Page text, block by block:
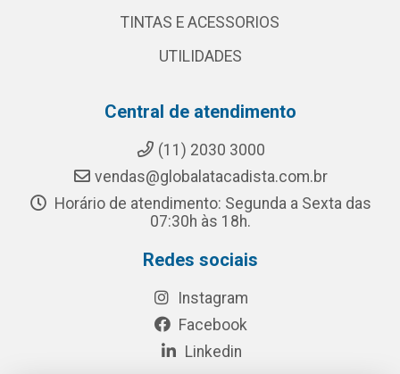
TINTAS E ACESSORIOS
UTILIDADES
Central de atendimento
(11) 2030 3000
vendas@globalatacadista.com.br
Horário de atendimento: Segunda a Sexta das
07:30h às 18h.
Redes sociais
Instagram
Facebook
Linkedin